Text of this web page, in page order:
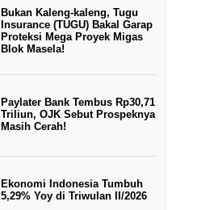
Bukan Kaleng-kaleng, Tugu
Insurance (TUGU) Bakal Garap
Proteksi Mega Proyek Migas
Blok Masela!
Paylater Bank Tembus Rp30,71
Triliun, OJK Sebut Prospeknya
Masih Cerah!
Ekonomi Indonesia Tumbuh
5,29% Yoy di Triwulan II/2026